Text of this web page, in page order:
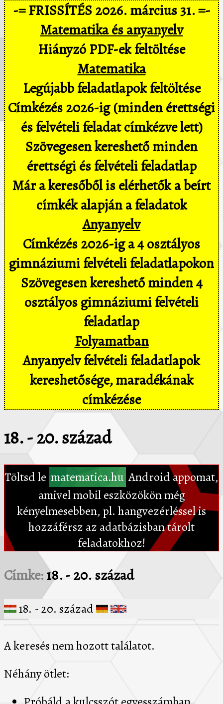
-= FRISSÍTÉS 2026. március 31. =-
Matematika és anyanyelv
Hiányzó PDF-ek feltöltése
Matematika
Legújabb feladatlapok feltöltése
Címkézés 2026-ig (minden érettségi
és felvételi feladat címkézve lett)
Szövegesen kereshető minden
érettségi és felvételi feladatlap
Már a keresőből is elérhetők a beírt
címkék alapján a feladatok
Anyanyelv
Címkézés 2026-ig a 4 osztályos
gimnáziumi felvételi feladatlapokon
Szövegesen kereshető minden 4
osztályos gimnáziumi felvételi
feladatlap
Folyamatban
Anyanyelv felvételi feladatlapok
kereshetősége, maradékának
címkézése
18. - 20. század
Töltsd le matematica.hu Android appomat,
amivel mobil eszközökön még
kényelmesebben, pl. hangvezérléssel is
hozzáférsz az adatbázisban tárolt
feladatokhoz!
Címke:18. - 20. század
18. - 20. század
A keresés nem hozott találatot.
Néhány ötlet: